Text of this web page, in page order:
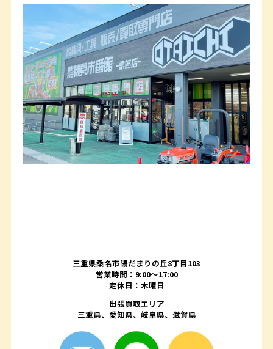
三重県桑名市陽だまりの丘8丁目103
営業時間：9:00〜17:00
定休日：木曜日
出張買取エリア
三重県、愛知県、岐阜県、滋賀県